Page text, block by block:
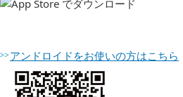
アンドロイドをお使いの方はこちら